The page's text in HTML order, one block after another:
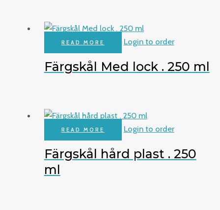
READ MORE Login to order
Färgskål Med lock . 250 ml
READ MORE Login to order
Färgskål hård plast . 250
ml